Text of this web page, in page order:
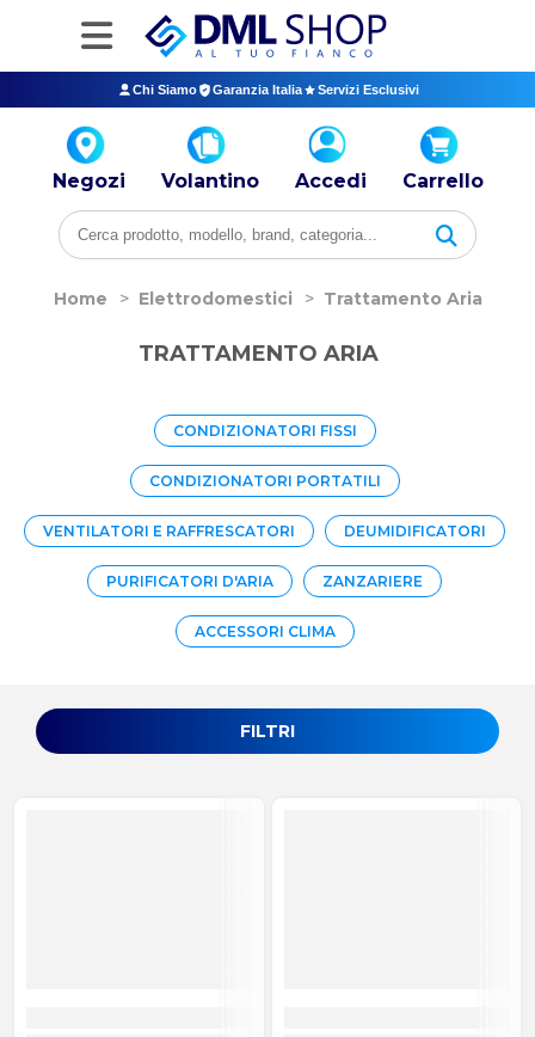
Chi Siamo Garanzia Italia Servizi Esclusivi
Negozi Volantino Accedi Carrello
Home > Elettrodomestici > Trattamento Aria
FILTRI
TRATTAMENTO ARIA
CONDIZIONATORI FISSI
CONDIZIONATORI PORTATILI
VENTILATORI E RAFFRESCATORI DEUMIDIFICATORI
PURIFICATORI D'ARIA ZANZARIERE
ACCESSORI CLIMA